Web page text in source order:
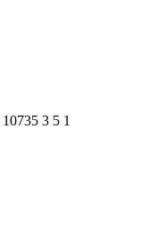
10735 3 5 1